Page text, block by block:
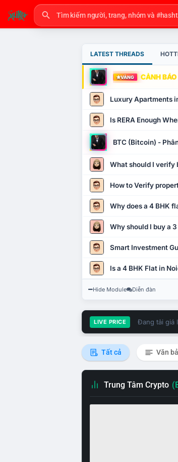
LATEST THREADS
VÀNG CẢNH
Luxury Apartments
Is RERA Enough
BTC (Bitcoin) -
What should I verify
How to Verify
Why does a 4 BHK
Why should I buy a
Smart Investment
Is a 4 BHK Flat in
Hide Module Diễn đàn
LIVE PRICE Đang tải giá
Tất cả Văn
Trung Tâm Crypto